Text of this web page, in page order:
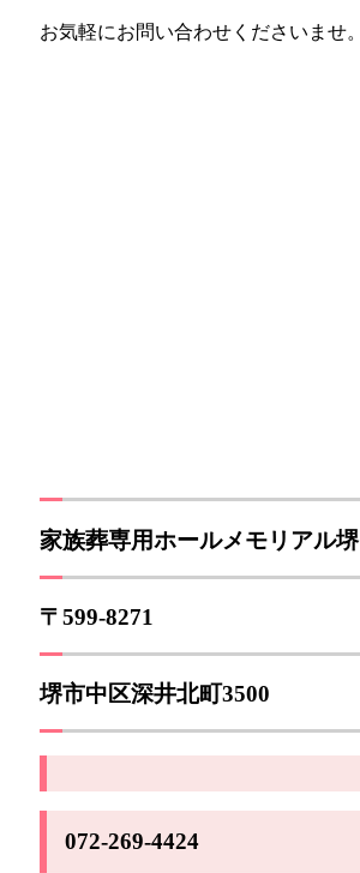
お気軽にお問い合わせくださいませ。
家族葬専用ホールメモリアル堺
〒599-8271
堺市中区深井北町3500
072-269-4424